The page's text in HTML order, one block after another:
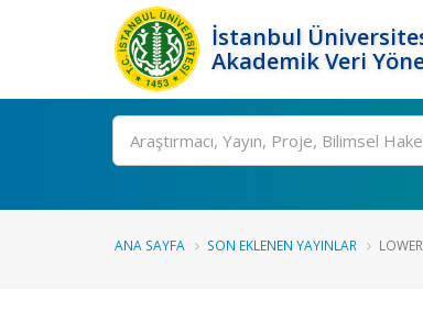
İstanbul
Akademik Veri
Ara
ANA SAYFA SON EKLENEN YAYINLAR